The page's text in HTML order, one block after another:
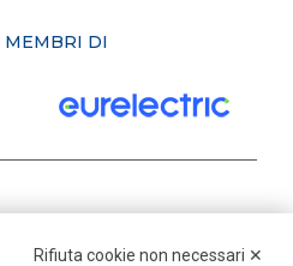
MEMBRI DI
Rifiuta cookie non necessari ✕